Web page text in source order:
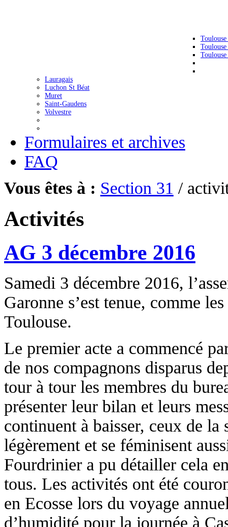
Toulouse
Toulouse
Lauragais
Luchon St Béat
Muret
Saint-Gaudens
Volvestre
Formulaires et archives
FAQ
Vous êtes à : Section 31 /
Activités
AG 3 décembre 2016
Samedi 3 décembre 2016,
Garonne s’est tenue, comme
Toulouse.
Le premier acte a commencé
de nos compagnons disparus
tour à tour les membres du
présenter leur bilan et leurs
continuent à baisser, ceux de la
légèrement et se féminisent
Fourdrinier a pu détailler cela
tous. Les activités ont été
en Ecosse lors du voyage
d’humidité pour la journée à